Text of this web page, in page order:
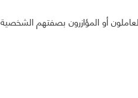
أو المؤازرون بصفتهم الشخصية